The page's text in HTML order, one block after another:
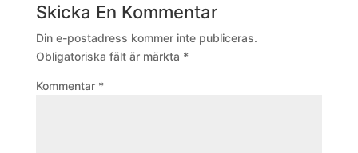
Skicka En Kommentar
Din e-postadress kommer inte publiceras.
Obligatoriska fält är märkta *
Kommentar *